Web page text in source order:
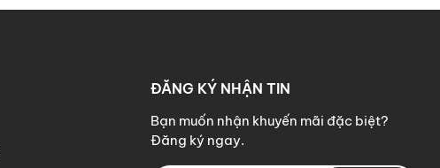
ĐĂNG KÝ NHẬN TIN
Bạn muốn nhận khuyến mãi đặc biệt?
Đăng ký ngay.